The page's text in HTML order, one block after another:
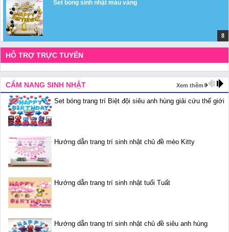
Set bóng sinh nhật màu vàng
HỖ TRỢ TRỰC TUYẾN
CẨM NANG SINH NHẬT Xem thêm
Set bóng trang trí Biệt đội siêu anh hùng giải cứu thế giới
Hướng dẫn trang trí sinh nhật chủ đề mèo Kitty
Hướng dẫn trang trí sinh nhật tuổi Tuất
Hướng dẫn trang trí sinh nhật chủ đề siêu anh hùng